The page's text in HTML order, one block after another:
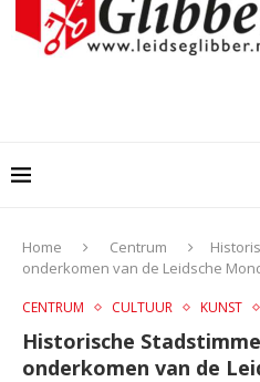
Home Centrum
onderkomen van de Leidsche
CENTRUM CULTUUR KUNST
Historische
onderkomen van de